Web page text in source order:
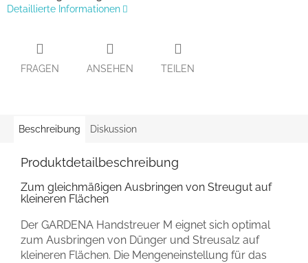
Detaillierte Informationen
FRAGEN ANSEHEN TEILEN
Beschreibung Diskussion
Produktdetailbeschreibung
Zum gleichmäßigen Ausbringen von Streugut auf
kleineren Flächen
Der GARDENA Handstreuer M eignet sich optimal
zum Ausbringen von Dünger und Streusalz auf
kleineren Flächen. Die Mengeneinstellung für das